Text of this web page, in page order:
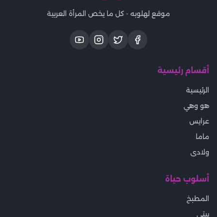
موقع لهلوبه - كل ما يخص المرأة العربية
أقسام رئيسية
الرئيسية
هو وهي
عرايس
ماما
ولادى
أسلوب حياة
المطبخ
بيتى